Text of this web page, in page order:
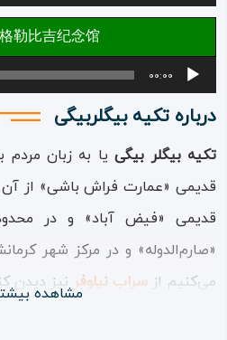
勒比吉纪念馆
پخش‌کننده
صوت
00:00
درباره تکیه بیگلربیگی
تکیه بیگلر بیگییا به زبان مردم
قدیمی «عمارت فراش‌ باشی» از آن
قدیمی «فیض‌ آباد» و در
«صارم‌الدوله» و در مرکز شهر
می‌کنیم از سراب نیلوفر نیز دیدن
مشاهده